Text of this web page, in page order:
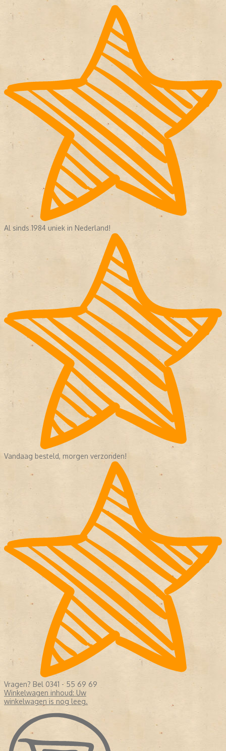
Al sinds 1984 uniek in Nederland!
Vandaag besteld, morgen verzonden!
Vragen? Bel 0341 - 55 69 69
Winkelwagen inhoud: Uw
winkelwagen is nog leeg.